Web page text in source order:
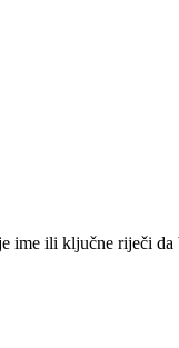
ime ili ključne riječi